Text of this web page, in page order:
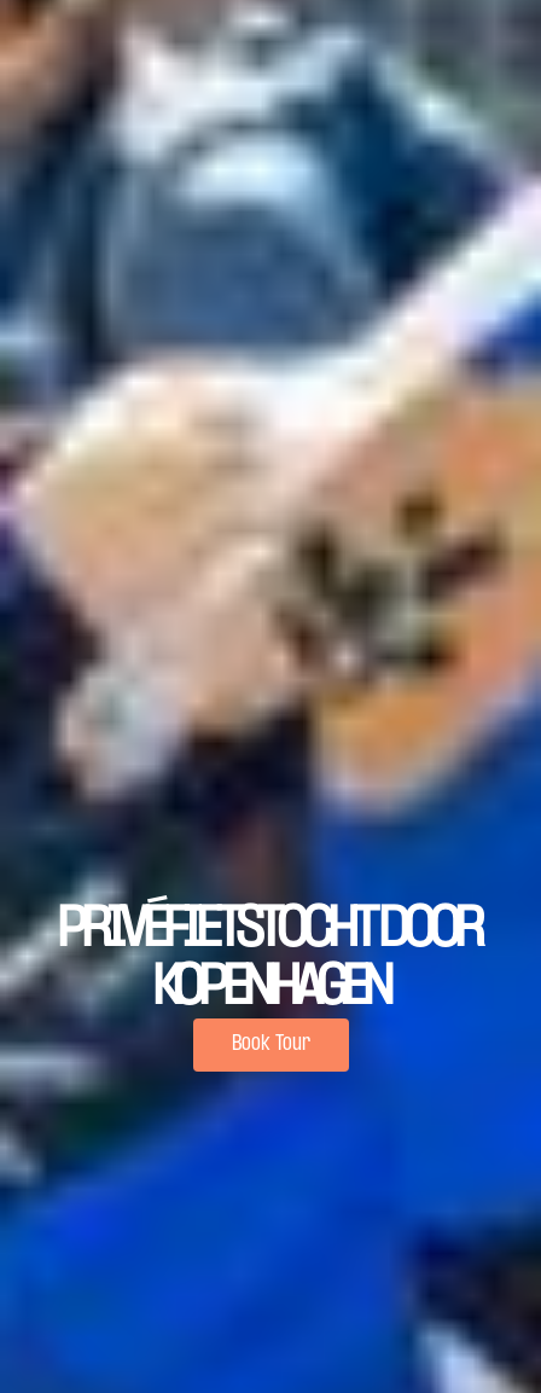
PRIVÉFIETSTOCHT DOOR
KOPENHAGEN
Book Tour